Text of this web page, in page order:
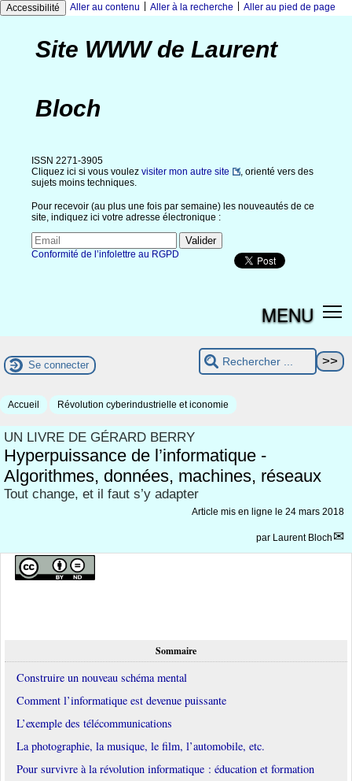
Accessibilité Aller au contenu Aller à la recherche Aller au pied de page
Site WWW de Laurent
Bloch
ISSN 2271-3905
Cliquez ici si vous voulez visiter mon autre site
, orienté vers des
sujets moins techniques.
Pour recevoir (au plus une fois par semaine) les nouveautés de ce
site, indiquez ici votre adresse électronique :
Conformité de l’infolettre au RGPD
MENU
Se connecter
Accueil Révolution cyberindustrielle et iconomie
UN LIVRE DE GÉRARD BERRY
Hyperpuissance de l’informatique -
Algorithmes, données, machines, réseaux
Tout change, et il faut s’y adapter
Article mis en ligne le 24 mars 2018
par Laurent Bloch
Sommaire
Construire un nouveau schéma mental
Comment l’informatique est devenue puissante
L’exemple des télécommunications
La photographie, la musique, le film, l’automobile, etc.
Pour survivre à la révolution informatique : éducation et formation